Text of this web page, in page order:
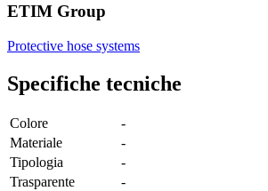
ETIM Group
Protective hose systems
Specifiche tecniche
Colore
-
Materiale
-
Tipologia
-
Trasparente
-